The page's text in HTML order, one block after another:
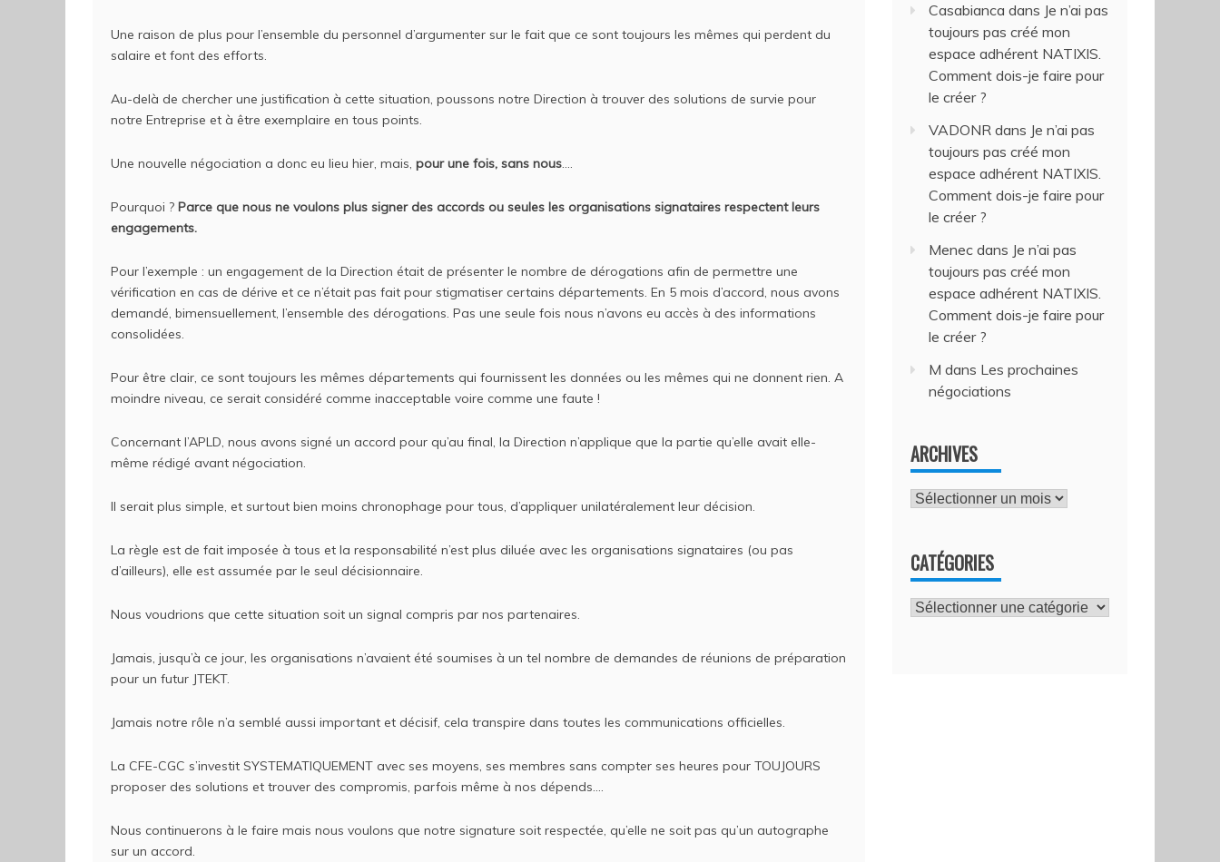
Une raison de plus pour l’ensemble du personnel d’argumenter sur le fait que ce sont toujours les mêmes qui perdent du
salaire et font des efforts.
Au-delà de chercher une justification à cette situation, poussons notre Direction à trouver des solutions de survie pour
notre Entreprise et à être exemplaire en tous points.
Une nouvelle négociation a donc eu lieu hier, mais, pour une fois, sans nous….
Pourquoi ? Parce que nous ne voulons plus signer des accords ou seules les organisations signataires respectent leurs
engagements.
Pour l’exemple : un engagement de la Direction était de présenter le nombre de dérogations afin de permettre une
vérification en cas de dérive et ce n’était pas fait pour stigmatiser certains départements. En 5 mois d’accord, nous avons
demandé, bimensuellement, l’ensemble des dérogations. Pas une seule fois nous n’avons eu accès à des informations
consolidées.
Pour être clair, ce sont toujours les mêmes départements qui fournissent les données ou les mêmes qui ne donnent rien. A
moindre niveau, ce serait considéré comme inacceptable voire comme une faute !
Concernant l’APLD, nous avons signé un accord pour qu’au final, la Direction n’applique que la partie qu’elle avait elle-
même rédigé avant négociation.
Il serait plus simple, et surtout bien moins chronophage pour tous, d’appliquer unilatéralement leur décision.
La règle est de fait imposée à tous et la responsabilité n’est plus diluée avec les organisations signataires (ou pas
d’ailleurs), elle est assumée par le seul décisionnaire.
Nous voudrions que cette situation soit un signal compris par nos partenaires.
Jamais, jusqu’à ce jour, les organisations n’avaient été soumises à un tel nombre de demandes de réunions de préparation
pour un futur JTEKT.
Jamais notre rôle n’a semblé aussi important et décisif, cela transpire dans toutes les communications officielles.
La CFE-CGC s’investit SYSTEMATIQUEMENT avec ses moyens, ses membres sans compter ses heures pour TOUJOURS
proposer des solutions et trouver des compromis, parfois même à nos dépends….
Nous continuerons à le faire mais nous voulons que notre signature soit respectée, qu’elle ne soit pas qu’un autographe
sur un accord.
Casabianca dans Je n’ai pas
toujours pas créé mon
espace adhérent NATIXIS.
Comment dois-je faire pour
le créer ?
VADONR dans Je n’ai pas
toujours pas créé mon
espace adhérent NATIXIS.
Comment dois-je faire pour
le créer ?
Menec dans Je n’ai pas
toujours pas créé mon
espace adhérent NATIXIS.
Comment dois-je faire pour
le créer ?
M dans Les prochaines
négociations
ARCHIVES
Archives
CATÉGORIES
Catégories